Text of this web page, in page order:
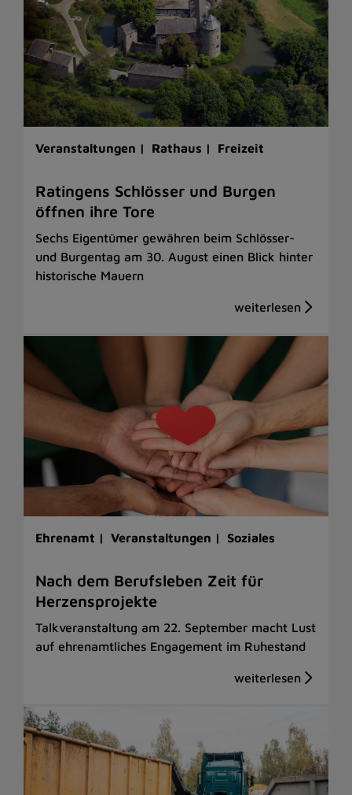
Veranstaltungen | Rathaus | Freizeit
Ratingens Schlösser und Burgen
öffnen ihre Tore
Sechs Eigentümer gewähren beim Schlösser-
und Burgentag am 30. August einen Blick hinter
historische Mauern
Ehrenamt | Veranstaltungen | Soziales
Nach dem Berufsleben Zeit für
Herzensprojekte
Talkveranstaltung am 22. September macht Lust
auf ehrenamtliches Engagement im Ruhestand